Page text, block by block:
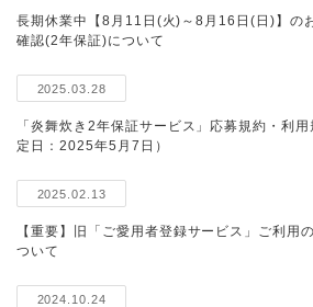
長期休業中【8月11日(火)～8月16日(日)】の
確認(2年保証)について
2025.03.28
「炎舞炊き2年保証サービス」応募規約・利
定日：2025年5月7日）
2025.02.13
【重要】旧「ご愛用者登録サービス」ご利用
ついて
2024.10.24